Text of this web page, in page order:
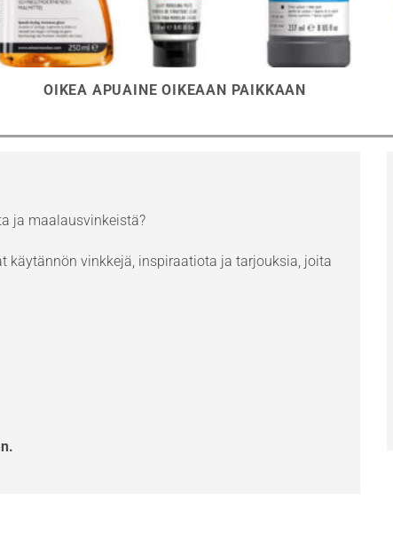
OIKEA APUAINE OIKEAAN PAIKKAAN
ja maalausvinkeistä?
käytännön vinkkejä, inspiraatiota ja tarjouksia, joita